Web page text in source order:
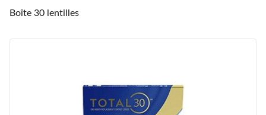
Boîte 30 lentilles